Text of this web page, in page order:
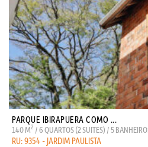
PARQUE IBIRAPUERA COMO ...
140 M2 / 6 QUARTOS (2 SUITES) / 5
RU: 9354 - JARDIM PAULISTA